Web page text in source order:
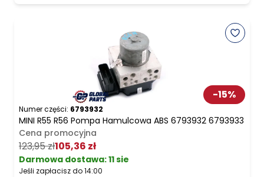
-15%
Numer części: 6793932
MINI R55 R56 Pompa Hamulcowa ABS 6793932 6793933
Cena promocyjna
123,95 zł105,36 zł
Darmowa dostawa:11 sie
Jeśli zapłacisz do 14:00